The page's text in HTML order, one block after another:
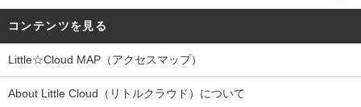
コンテンツを見る
Little☆Cloud MAP（アクセスマップ）
About Little Cloud（リトルクラウド）について